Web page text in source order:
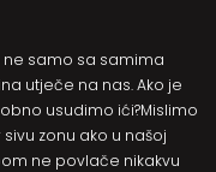
ne samo sa samima
utječe na nas. Ako je
usudimo ići?Mislimo
zonu ako u našoj
ne povlače nikakvu